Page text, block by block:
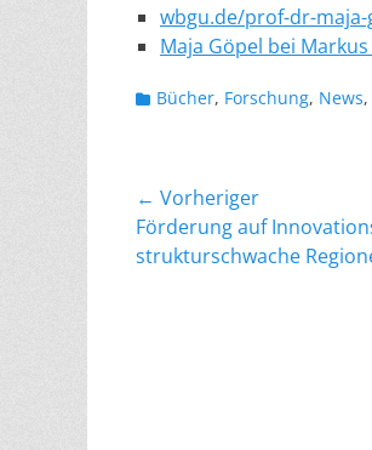
wbgu.de/prof-dr-maja-
Maja Göpel bei
Kategorien
Bücher, Forschung, News,
← Vorheriger
Vorheriger
Beitrag:
Förderung auf
strukturschwache